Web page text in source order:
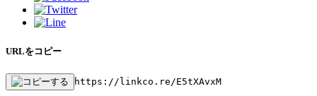
URLをコピー
https://linkco.re/E5tXAvxM